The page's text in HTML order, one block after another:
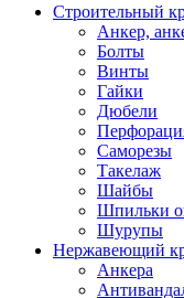
Строительный
Анкер,
Болты
Винты
Гайки
Дюбели
Саморезы
Такелаж
Шайбы
Шпильки
Шурупы
Нержавеющий
Анкера